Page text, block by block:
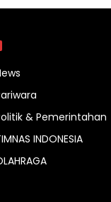
& Pemerintahan
INDONESIA